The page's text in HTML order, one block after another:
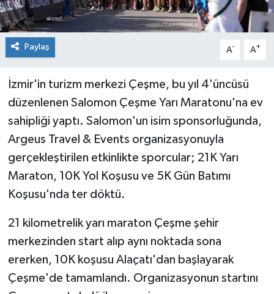
Paylaş A- A+
İzmir'in turizm merkezi Çeşme, bu yıl 4'üncüsü
düzenlenen Salomon Çeşme Yarı Maratonu'na ev
sahipliği yaptı. Salomon'un isim sponsorluğunda,
Argeus Travel & Events organizasyonuyla
gerçekleştirilen etkinlikte sporcular; 21K Yarı
Maraton, 10K Yol Koşusu ve 5K Gün Batımı
Koşusu'nda ter döktü.
21 kilometrelik yarı maraton Çeşme şehir
merkezinden start alıp aynı noktada sona
ererken, 10K koşusu Alaçatı'dan başlayarak
Çeşme'de tamamlandı. Organizasyonun startını